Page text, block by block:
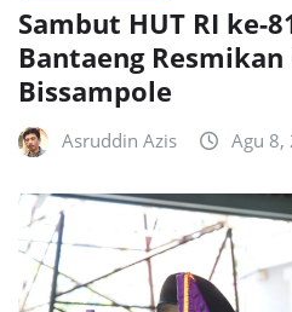
Sambut HUT RI ke-
Bantaeng
Bissampole
Asruddin Azis Agu 8,